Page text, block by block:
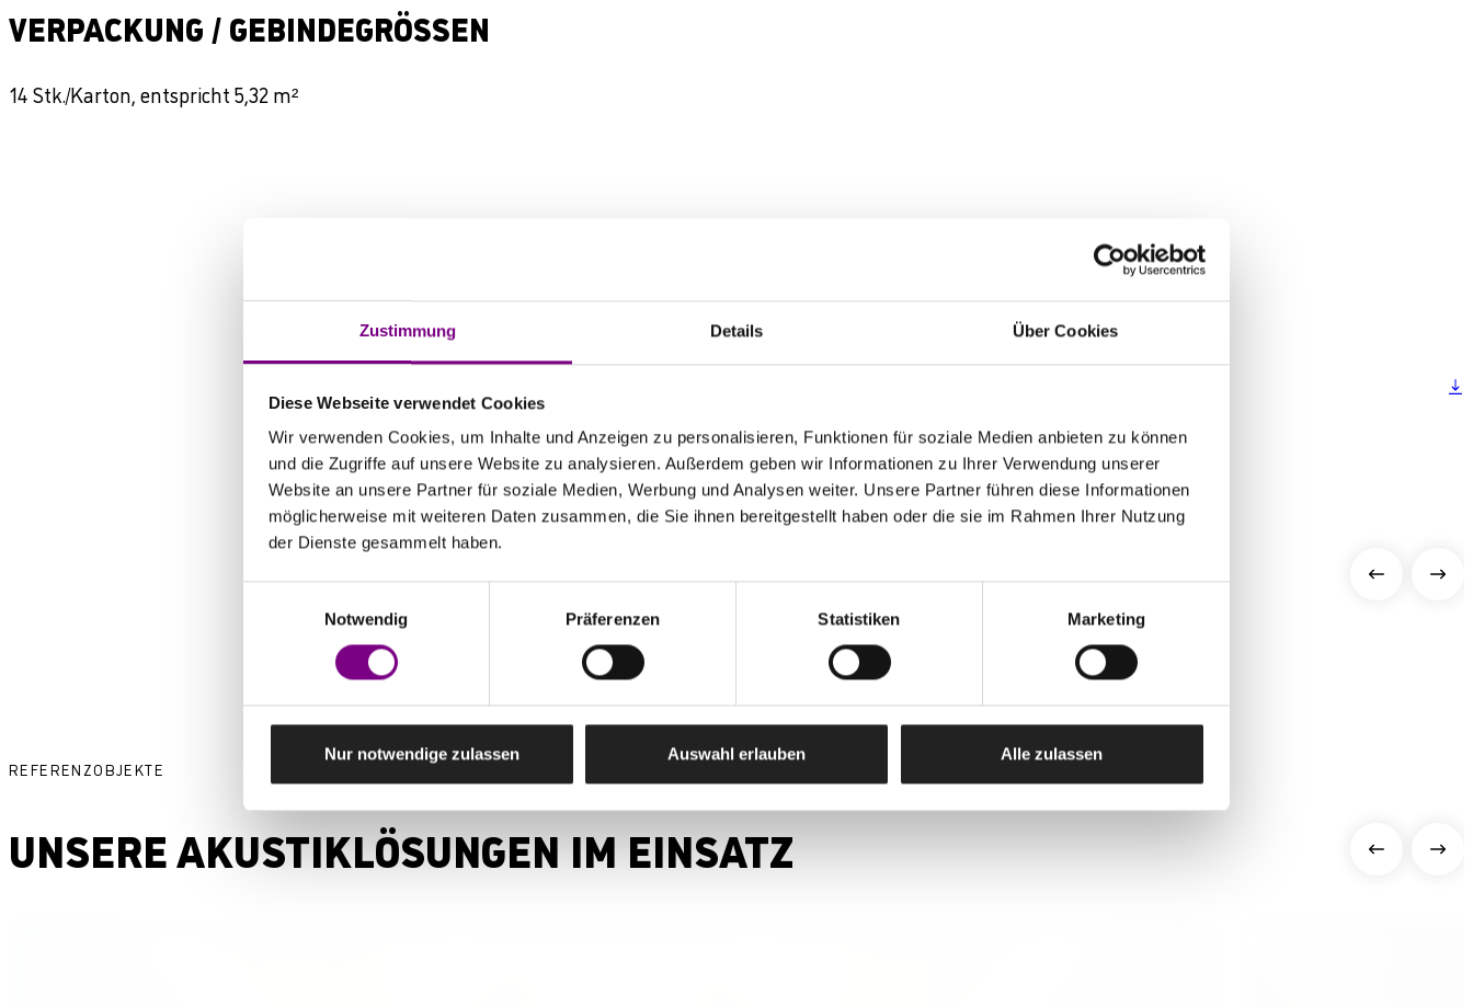
Zustimmung Details Über Cookies
Diese Webseite verwendet Cookies
Wir verwenden Cookies, um Inhalte und Anzeigen zu personalisieren, Funktionen für soziale Medien anbieten zu können
und die Zugriffe auf unsere Website zu analysieren. Außerdem geben wir Informationen zu Ihrer Verwendung unserer
Website an unsere Partner für soziale Medien, Werbung und Analysen weiter. Unsere Partner führen diese Informationen
möglicherweise mit weiteren Daten zusammen, die Sie ihnen bereitgestellt haben oder die sie im Rahmen Ihrer Nutzung
der Dienste gesammelt haben.
Notwendig
Präferenzen Statistiken Marketing
Nur notwendige zulassen Auswahl erlauben Alle zulassen
VERPACKUNG / GEBINDEGRÖSSEN
14 Stk./Karton, entspricht 5,32 m²
Technische Informationen
WEITERE PRODUKTE & ZUBEHÖR
REFERENZOBJEKTE
UNSERE AKUSTIKLÖSUNGEN IM EINSATZ